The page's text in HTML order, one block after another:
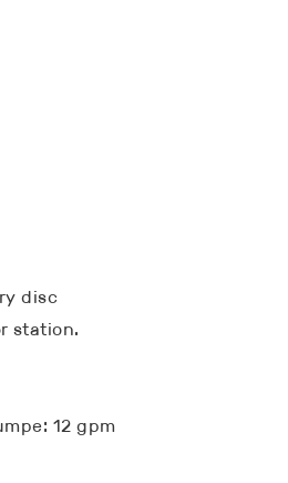
disc
station.
12 gpm